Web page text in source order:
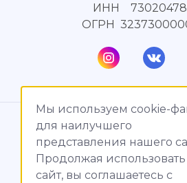
Мы используем cookie-
для наилучшего
представления нашего
Продолжая использовать
сайт, вы соглашаетесь c
ИНН
ОГРН
© МагияТока, 2015
Политика
Обработка